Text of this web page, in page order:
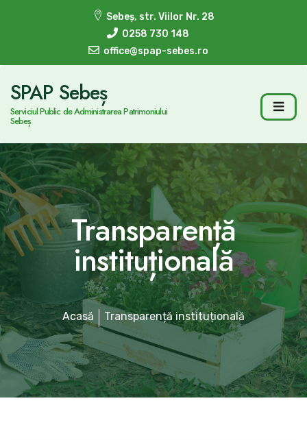
Sebeș, str. Viilor Nr. 28
0258 730 148
office@spap-sebes.ro
SPAP Sebeș
Serviciul Public de Administrarea Patrimoniului
Sebeș
Transparență
instituțională
Acasă Transparență instituțională